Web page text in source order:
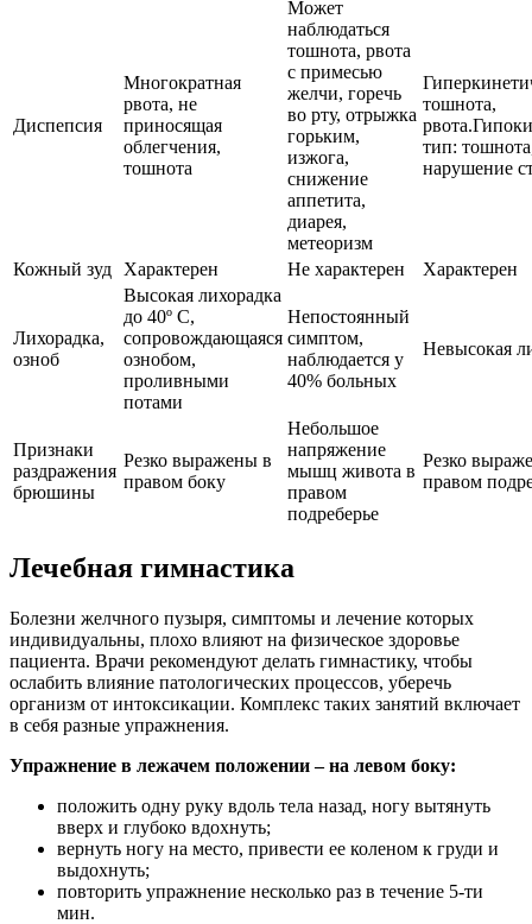
Диспепсия
Многократная
рвота, не
приносящая
облегчения,
тошнота
Может
наблюдаться
тошнота, рвота
с примесью
желчи, горечь
во рту, отрыжка
горьким,
изжога,
снижение
аппетита,
диарея,
метеоризм
тошнота,
тип:
нарушение
Кожный зуд Характерен Не характерен Характерен
Лихорадка,
озноб
Высокая лихорадка
до 40º С,
сопровождающаяся
ознобом,
проливными
потами
Непостоянный
симптом,
наблюдается у
40% больных
Невысокая
Признаки
раздражения
брюшины
Резко выражены в
правом боку
Небольшое
напряжение
мышц живота в
правом
подреберье
Резко
правом
Лечебная гимнастика
Болезни желчного пузыря, симптомы и лечение которых
индивидуальны, плохо влияют на физическое здоровье
пациента. Врачи рекомендуют делать гимнастику, чтобы
ослабить влияние патологических процессов, уберечь
организм от интоксикации. Комплекс таких занятий включает
в себя разные упражнения.
Упражнение в лежачем положении – на левом боку:
положить одну руку вдоль тела назад, ногу вытянуть
вверх и глубоко вдохнуть;
вернуть ногу на место, привести ее коленом к груди и
выдохнуть;
повторить упражнение несколько раз в течение 5-ти
мин.